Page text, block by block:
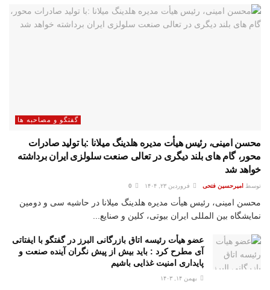
گفتگو و مصاحبه ها
محسن امینی، رئیس هیأت مدیره هلدینگ میلانا :با تولید صادرات
محور، گام های بلند دیگری در تعالی صنعت سلولزی ایران برداشته
خواهد شد
توسط امیرحسین فتحی فروردین ۲۳, ۱۴۰۴
محسن امینی، رئیس هیأت مدیره هلدینگ میلانا در حاشیه سی و دومین
نمایشگاه بین المللی ایران بیوتی، کلین و صنایع...
عضو هیأت رئیسه اتاق بازرگانی البرز در گفتگو با ایفتاتی
آی مطرح کرد : باید بیش از پیش نگران آینده صنعت و
پایداری امنیت غذایی باشیم
بهمن ۱۴, ۱۴۰۳